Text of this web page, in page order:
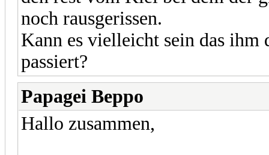
noch rausgerissen.
Kann es vielleicht sein das ihm
passiert?
Papagei Beppo
Hallo zusammen,